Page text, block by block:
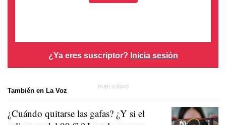
¿Ya eres suscriptor? Inicia sesión
También en La Voz
¿Cuándo quitarse las gafas? ¿Y si el